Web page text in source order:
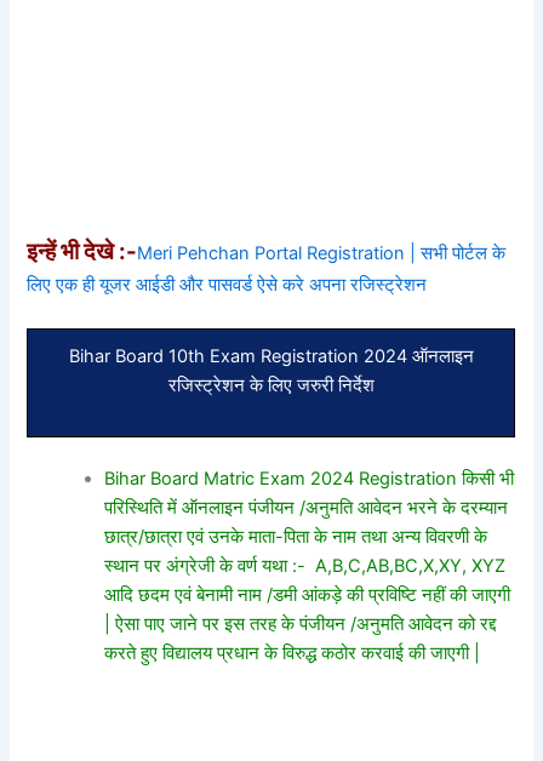
इन्हें भी देखे :-Meri Pehchan Portal Registration | सभी पोर्टल के
लिए एक ही यूजर आईडी और पासवर्ड ऐसे करे अपना रजिस्ट्रेशन
Bihar Board 10th Exam Registration 2024 ऑनलाइन
रजिस्ट्रेशन के लिए जरुरी निर्देश
Bihar Board Matric Exam 2024 Registration किसी भी
परिस्थिति में ऑनलाइन पंजीयन /अनुमति आवेदन भरने के दरम्यान
छात्र/छात्रा एवं उनके माता-पिता के नाम तथा अन्य विवरणी के
स्थान पर अंग्रेजी के वर्ण यथा :- A,B,C,AB,BC,X,XY, XYZ
आदि छदम एवं बेनामी नाम /डमी आंकड़े की प्रविष्टि नहीं की जाएगी
| ऐसा पाए जाने पर इस तरह के पंजीयन /अनुमति आवेदन को रद्द
करते हुए विद्यालय प्रधान के विरुद्ध कठोर करवाई की जाएगी |